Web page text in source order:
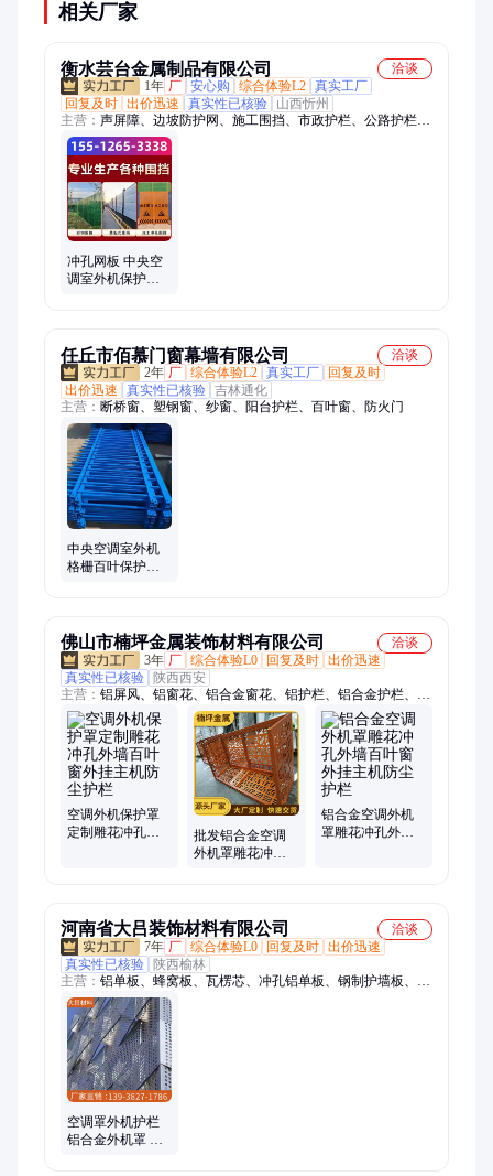
相关厂家
衡水芸台金属制品有限公司
洽谈
1年 厂 安心购 综合体验L2 真实工厂
回复及时 出价迅速 真实性已核验
山西忻州
主营： 声屏障、边坡防护网、施工围挡、市政护栏、公路护栏、
钢板网护栏、球场围网、石笼网、刀片刺绳、防抛网
冲孔网板 中央空
调室外机保护罩
任丘市佰慕门窗幕墙有限公司
洽谈
2年 厂 综合体验L2 真实工厂
回复及时
出价迅速
真实性已核验 吉林通化
主营： 断桥窗、塑钢窗、纱窗、阳台护栏、百叶窗、防火门
中央空调室外机
格栅百叶保护罩
佛山市楠坪金属装饰材料有限公司
洽谈
3年 厂 综合体验L0 回复及时 出价迅速
真实性已核验 陕西西安
主营： 铝屏风、铝窗花、铝合金窗花、铝护栏、铝合金护栏、铝
格栅、铝挂落、铝合金屏风、铝花格、铝合金空调罩、铝窗花防
盗网、复古铝窗花、中式屏风、中式格栅、新中式铝合金窗花、
木纹铝格栅
空调外机保护罩
定制雕花冲孔外
批发铝合金空调
外机罩雕花冲孔
铝合金空调外机
罩雕花冲孔外墙
河南省大吕装饰材料有限公司
洽谈
7年 厂 综合体验L0 回复及时 出价迅速
真实性已核验
陕西榆林
主营： 铝单板、蜂窝板、瓦楞芯、冲孔铝单板、钢制护墙板、金
属护墙板、铝板保温一体板、不锈钢蜂窝板、钢瓦楞芯、双曲铝
单板、幕墙铝单板、医院钢质护墙板、勾搭瓦楞板、铝方通、铝
天花、仿石材铝单板、雨棚铝单板、铝单板空调罩、木纹铝单板
空调罩外机护栏
铝合金外机罩 小